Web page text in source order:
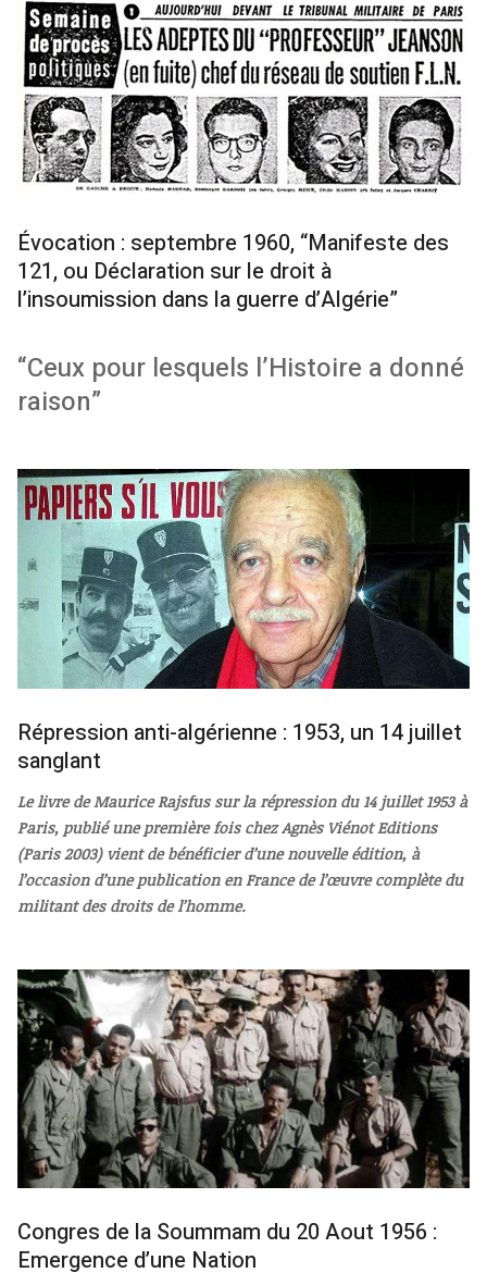
Évocation : septembre 1960, “Manifeste des
121, ou Déclaration sur le droit à
l’insoumission dans la guerre d’Algérie”
“Ceux pour lesquels l’Histoire a donné
raison”
Répression anti-algérienne : 1953, un 14 juillet
sanglant
Le livre de Maurice Rajsfus sur la répression du 14 juillet 1953 à
Paris, publié une première fois chez Agnès Viénot Editions
(Paris 2003) vient de bénéficier d’une nouvelle édition, à
l’occasion d’une publication en France de l’œuvre complète du
militant des droits de l’homme.
Congres de la Soummam du 20 Aout 1956 :
Emergence d’une Nation